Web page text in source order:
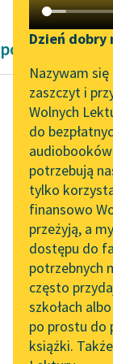
Katalog DAISY
Podkasty o
Aktualności
Spotkanie z
Tunkiel w Oslo
Wolne Lektury na
Pol’and’Rock
„Kochanek Lady
Chatterley” do
na Wolnych
Nowy audiobook –
„Marzenie o
Sophie Elkan
Kolekcja
Dzień dobry
Nazywam
zaszczyt i
Wolnych
do
potrzebują
tylko
finansowo
przeżyją, a
dostępu do
potrzebnych
często
szkołach
po prostu do
książki.
powieści